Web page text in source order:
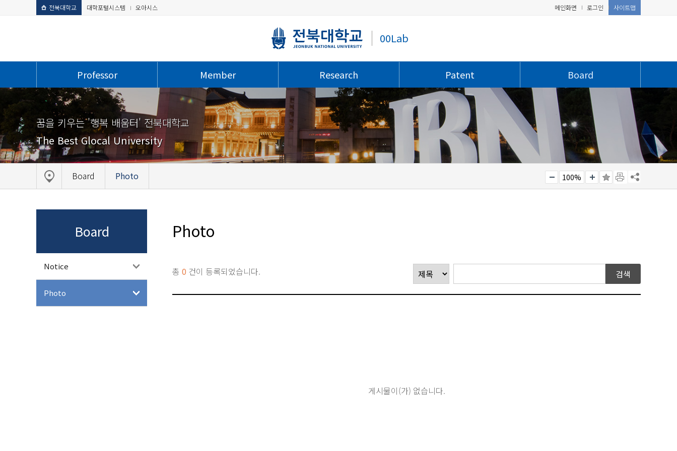
전북대학교 대학포털시스템 오아시스
00Lab
메인화면 로그인 사이트맵
Professor Member Research Patent Board
꿈을 키우는 '행복 배움터' 전북대학교
The Best Glocal University
Board Photo 100%
Board
Notice
Photo
Photo
총 0 건이 등록되었습니다.
게시물이(가) 없습니다.